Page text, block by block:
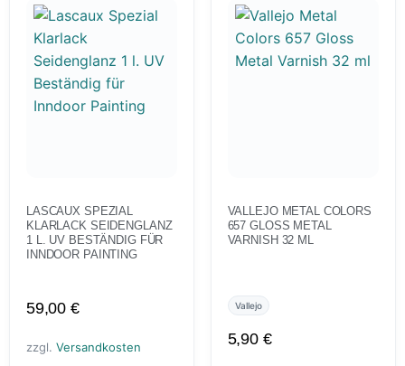
LASCAUX SPEZIAL
KLARLACK SEIDENGLANZ
1 L. UV BESTÄNDIG FÜR
INNDOOR PAINTING
59,00 €
zzgl. Versandkosten
VALLEJO METAL COLORS
657 GLOSS METAL
VARNISH 32 ML
Vallejo
5,90 €